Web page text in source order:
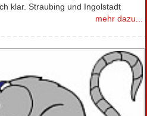
klar. Straubing und Ingolstadt
mehr dazu...